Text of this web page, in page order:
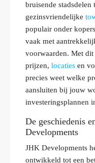
bruisende stadsdelen
gezinsvriendelijke
populair onder
vaak met
voorwaarden. Met
prijzen, locaties en
precies weet welke
aansluiten bij jouw
investeringsplannen
De geschiedenis
Developments
JHK Developments
ontwikkeld tot een